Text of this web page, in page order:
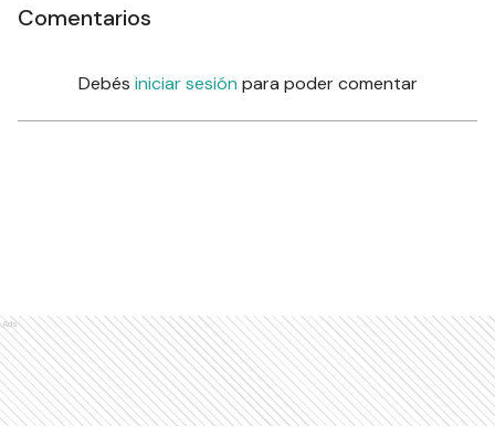
Comentarios
Debés iniciar sesión para poder comentar
Ads